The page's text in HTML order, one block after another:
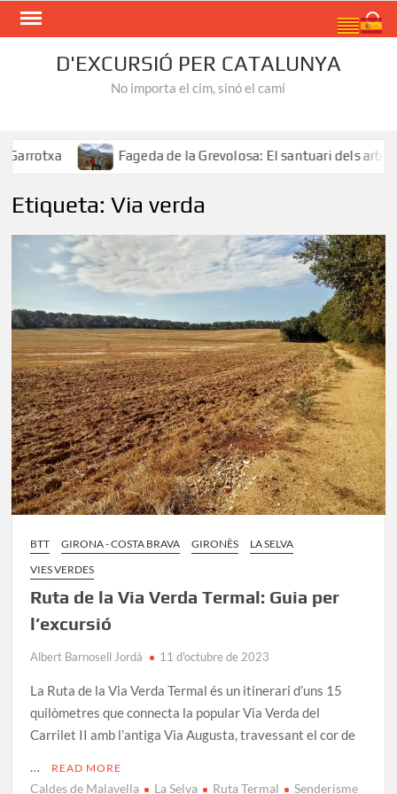
Skip
D'EXCURSIÓ PER CATALUNYA
No importa el cim, sinó el camí
Fageda de la Grevolosa: El santuari dels arbres
Etiqueta:Via verda
BTT GIRONA - COSTA BRAVA GIRONÈS
LA SELVA
VIES VERDES
Ruta de la Via Verda Termal: Guia per
l’excursió
Albert Barnosell Jordà 11 d'octubre de 2023
La Ruta de la Via Verda Termal és un itinerari d’uns 15
quilòmetres que connecta la popular Via Verda del
Carrilet II amb l’antiga Via Augusta, travessant el cor de
…
READ MORE
Caldes de Malavella La Selva Ruta Termal
Senderisme